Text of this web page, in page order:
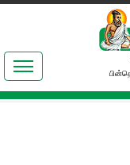
இலக்கியங்கள்
தமிழ் உலகம்